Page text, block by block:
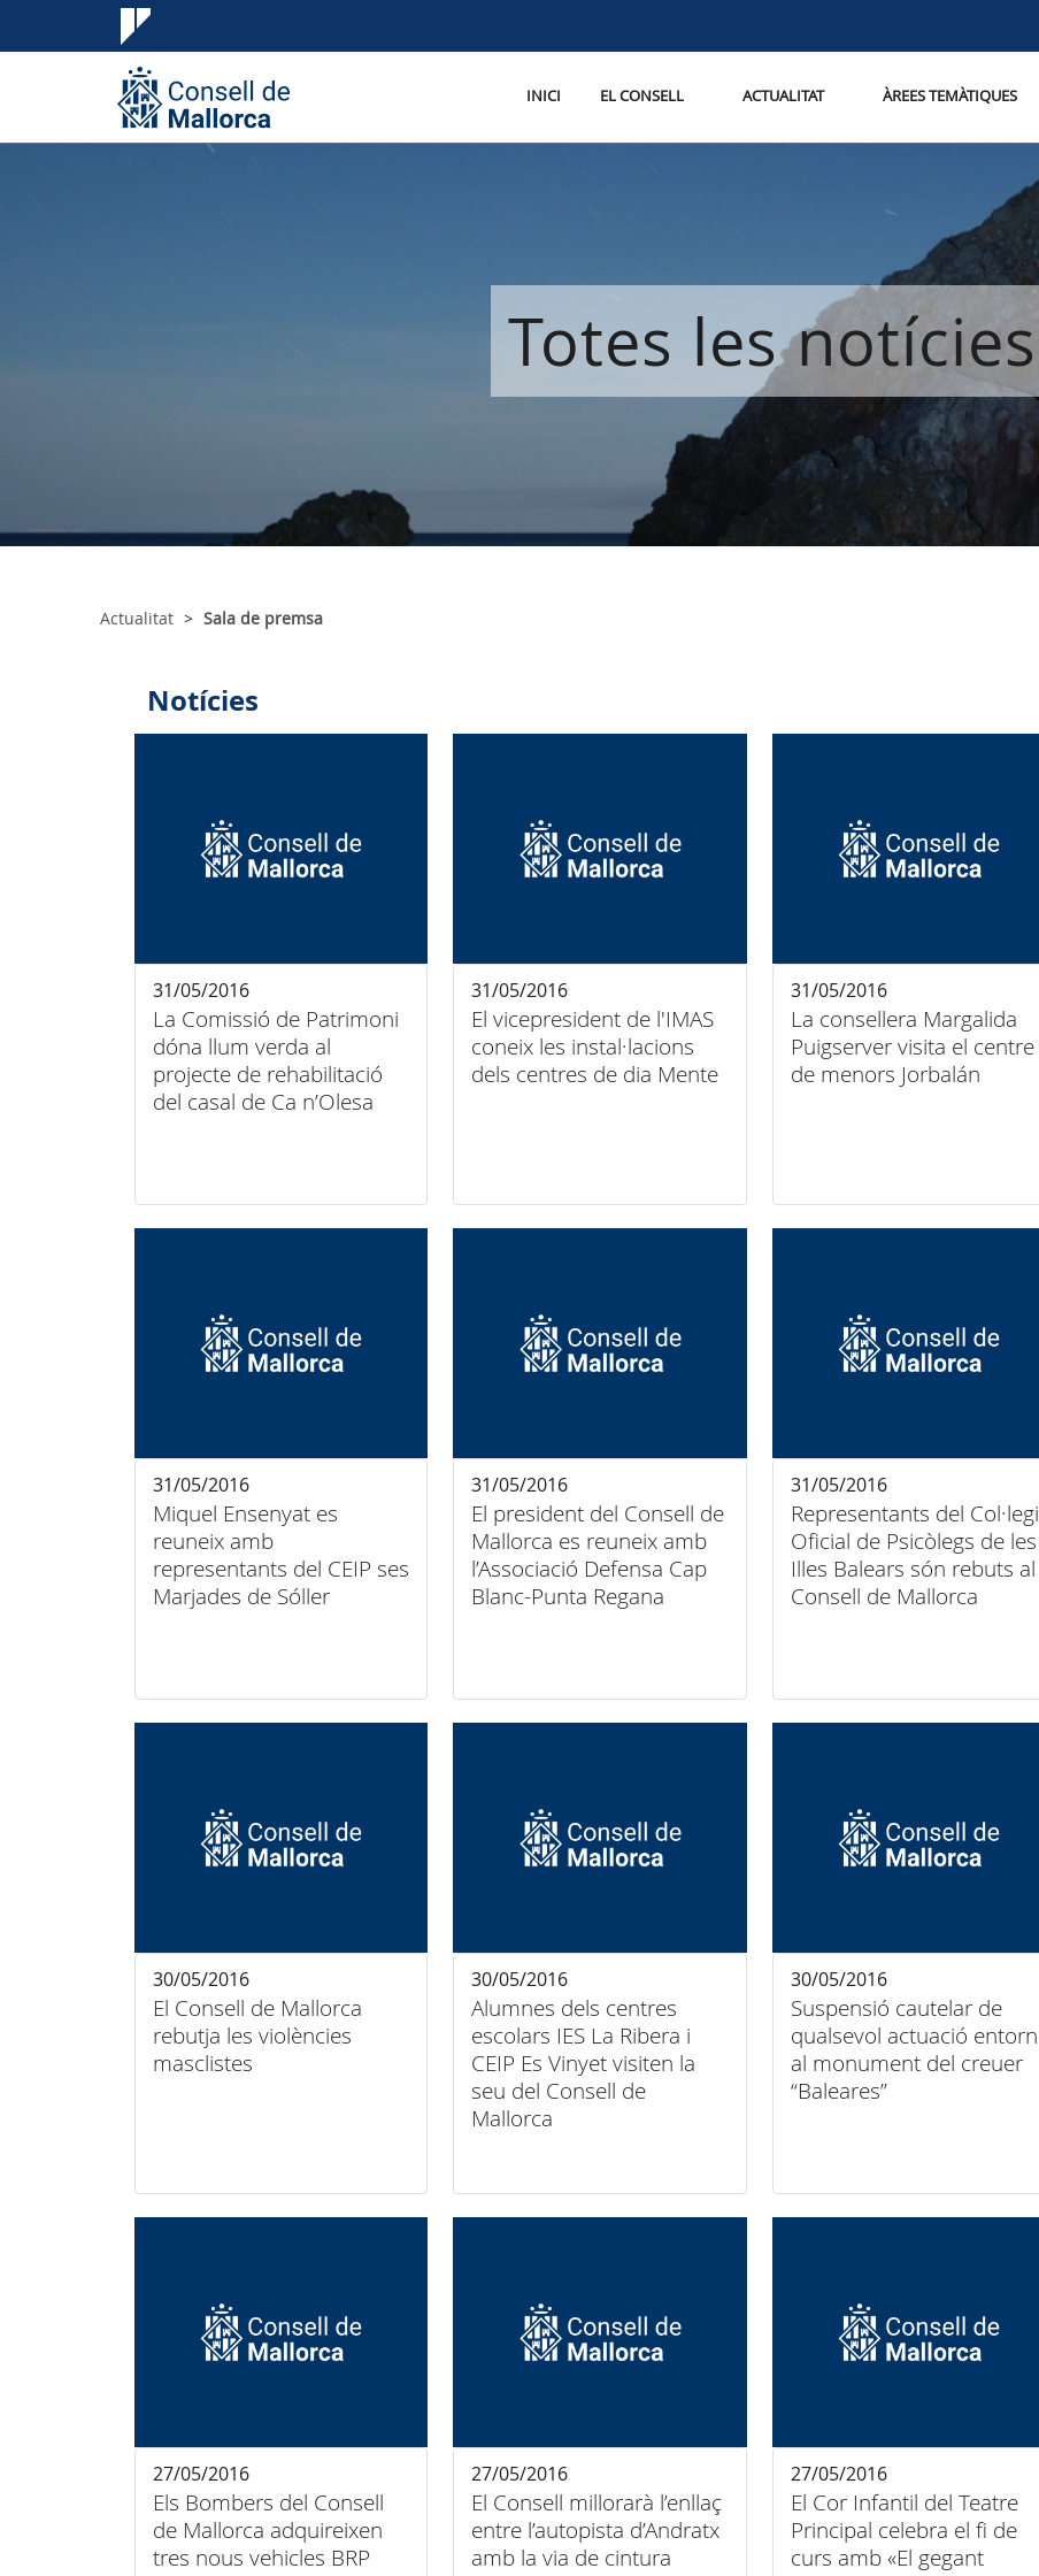
INICI EL CONSELL ACTUALITAT ÀREES TEMÀTIQUES
Totes les notícies
Actualitat Sala de premsa
Notícies
La Comissió de Patrimoni
dóna llum verda al
projecte de rehabilitació
del casal de Ca n’Olesa
31/05/2016
El vicepresident de l'IMAS
coneix les instal·lacions
dels centres de dia Mente
31/05/2016
La consellera Margalida
Puigserver visita el centre
de menors Jorbalán
31/05/2016
Miquel Ensenyat es
reuneix amb
representants del CEIP ses
Marjades de Sóller
31/05/2016
El president del Consell de
Mallorca es reuneix amb
l’Associació Defensa Cap
Blanc-Punta Regana
31/05/2016
Representants del Col·legi
Oficial de Psicòlegs de les
Illes Balears són rebuts al
Consell de Mallorca
31/05/2016
El Consell de Mallorca
rebutja les violències
masclistes
30/05/2016
Alumnes dels centres
escolars IES La Ribera i
CEIP Es Vinyet visiten la
seu del Consell de
Mallorca
30/05/2016
Suspensió cautelar de
qualsevol actuació entorn
al monument del creuer
“Baleares”
30/05/2016
Els Bombers del Consell
de Mallorca adquireixen
tres nous vehicles BRP
27/05/2016
El Consell millorarà l’enllaç
entre l’autopista d’Andratx
amb la via de cintura
27/05/2016
El Cor Infantil del Teatre
Principal celebra el fi de
curs amb «El gegant
27/05/2016